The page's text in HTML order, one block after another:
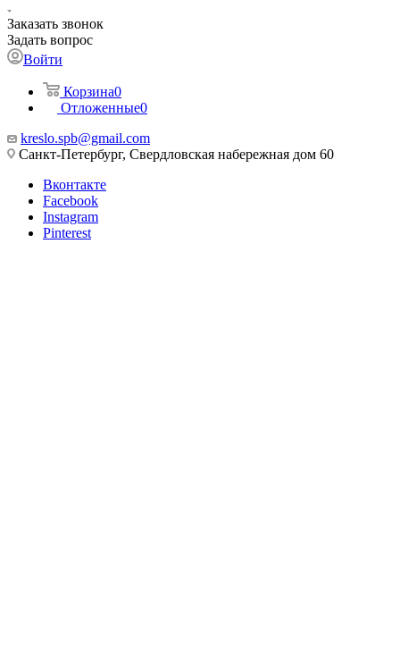
Заказать звонок
Задать вопрос
Войти
Корзина0
Отложенные0
kreslo.spb@gmail.com
Санкт-Петербург, Свердловская набережная дом 60
Вконтакте
Facebook
Instagram
Pinterest